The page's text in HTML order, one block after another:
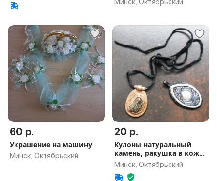
Минск, Октябрьский
60 р.
Украшение на машину
Минск, Октябрьский
20 р.
Кулоны натуральный
камень, ракушка в коже
ЗА ВСЕ
Минск, Октябрьский